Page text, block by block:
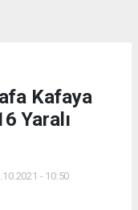
Kafaya
Yaralı
- 10:50